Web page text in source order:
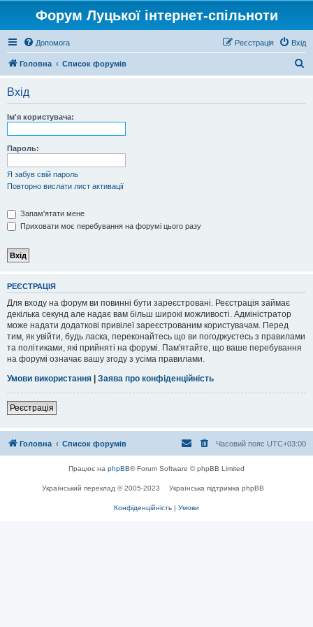
Форум Луцької інтернет-спільноти
Допомога Вхід
Реєстрація
Головна Список форумів
Вхід
Ім'я користувача:
Пароль:
Я забув свій пароль
Повторно вислати лист активації
Запам'ятати мене
Приховати моє перебування на форумі цього разу
РЕЄСТРАЦІЯ
Для входу на форум ви повинні бути зареєстровані. Реєстрація займає
декілька секунд але надає вам більш широкі можливості. Адміністратор
може надати додаткові привілеї зареєстрованим користувачам. Перед
тим, як увійти, будь ласка, переконайтесь що ви погоджуєтесь з правилами
та політиками, які прийняті на форумі. Пам'ятайте, що ваше перебування
на форумі означає вашу згоду з усіма правилами.
Умови використання | Заява про конфіденційність
Реєстрація
Головна Список форумів Часовий пояс UTC+03:00
Працює на phpBB® Forum Software © phpBB Limited
Український переклад © 2005-2023 Українська підтримка phpBB
Конфіденційність | Умови